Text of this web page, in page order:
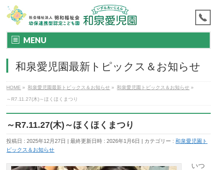
MENU
和泉愛児園最新トピックス＆お知らせ
HOME » 和泉愛児園最新トピックス＆お知らせ » 和泉愛児園トピックス＆お知らせ »
～R7.11.27(木)～ほくほくまつり
～R7.11.27(木)～ほくほくまつり
投稿日 : 2025年12月27日 最終更新日時 : 2026年1月6日 カテゴリー :和泉愛児園ト
ピックス＆お知らせ
いつ